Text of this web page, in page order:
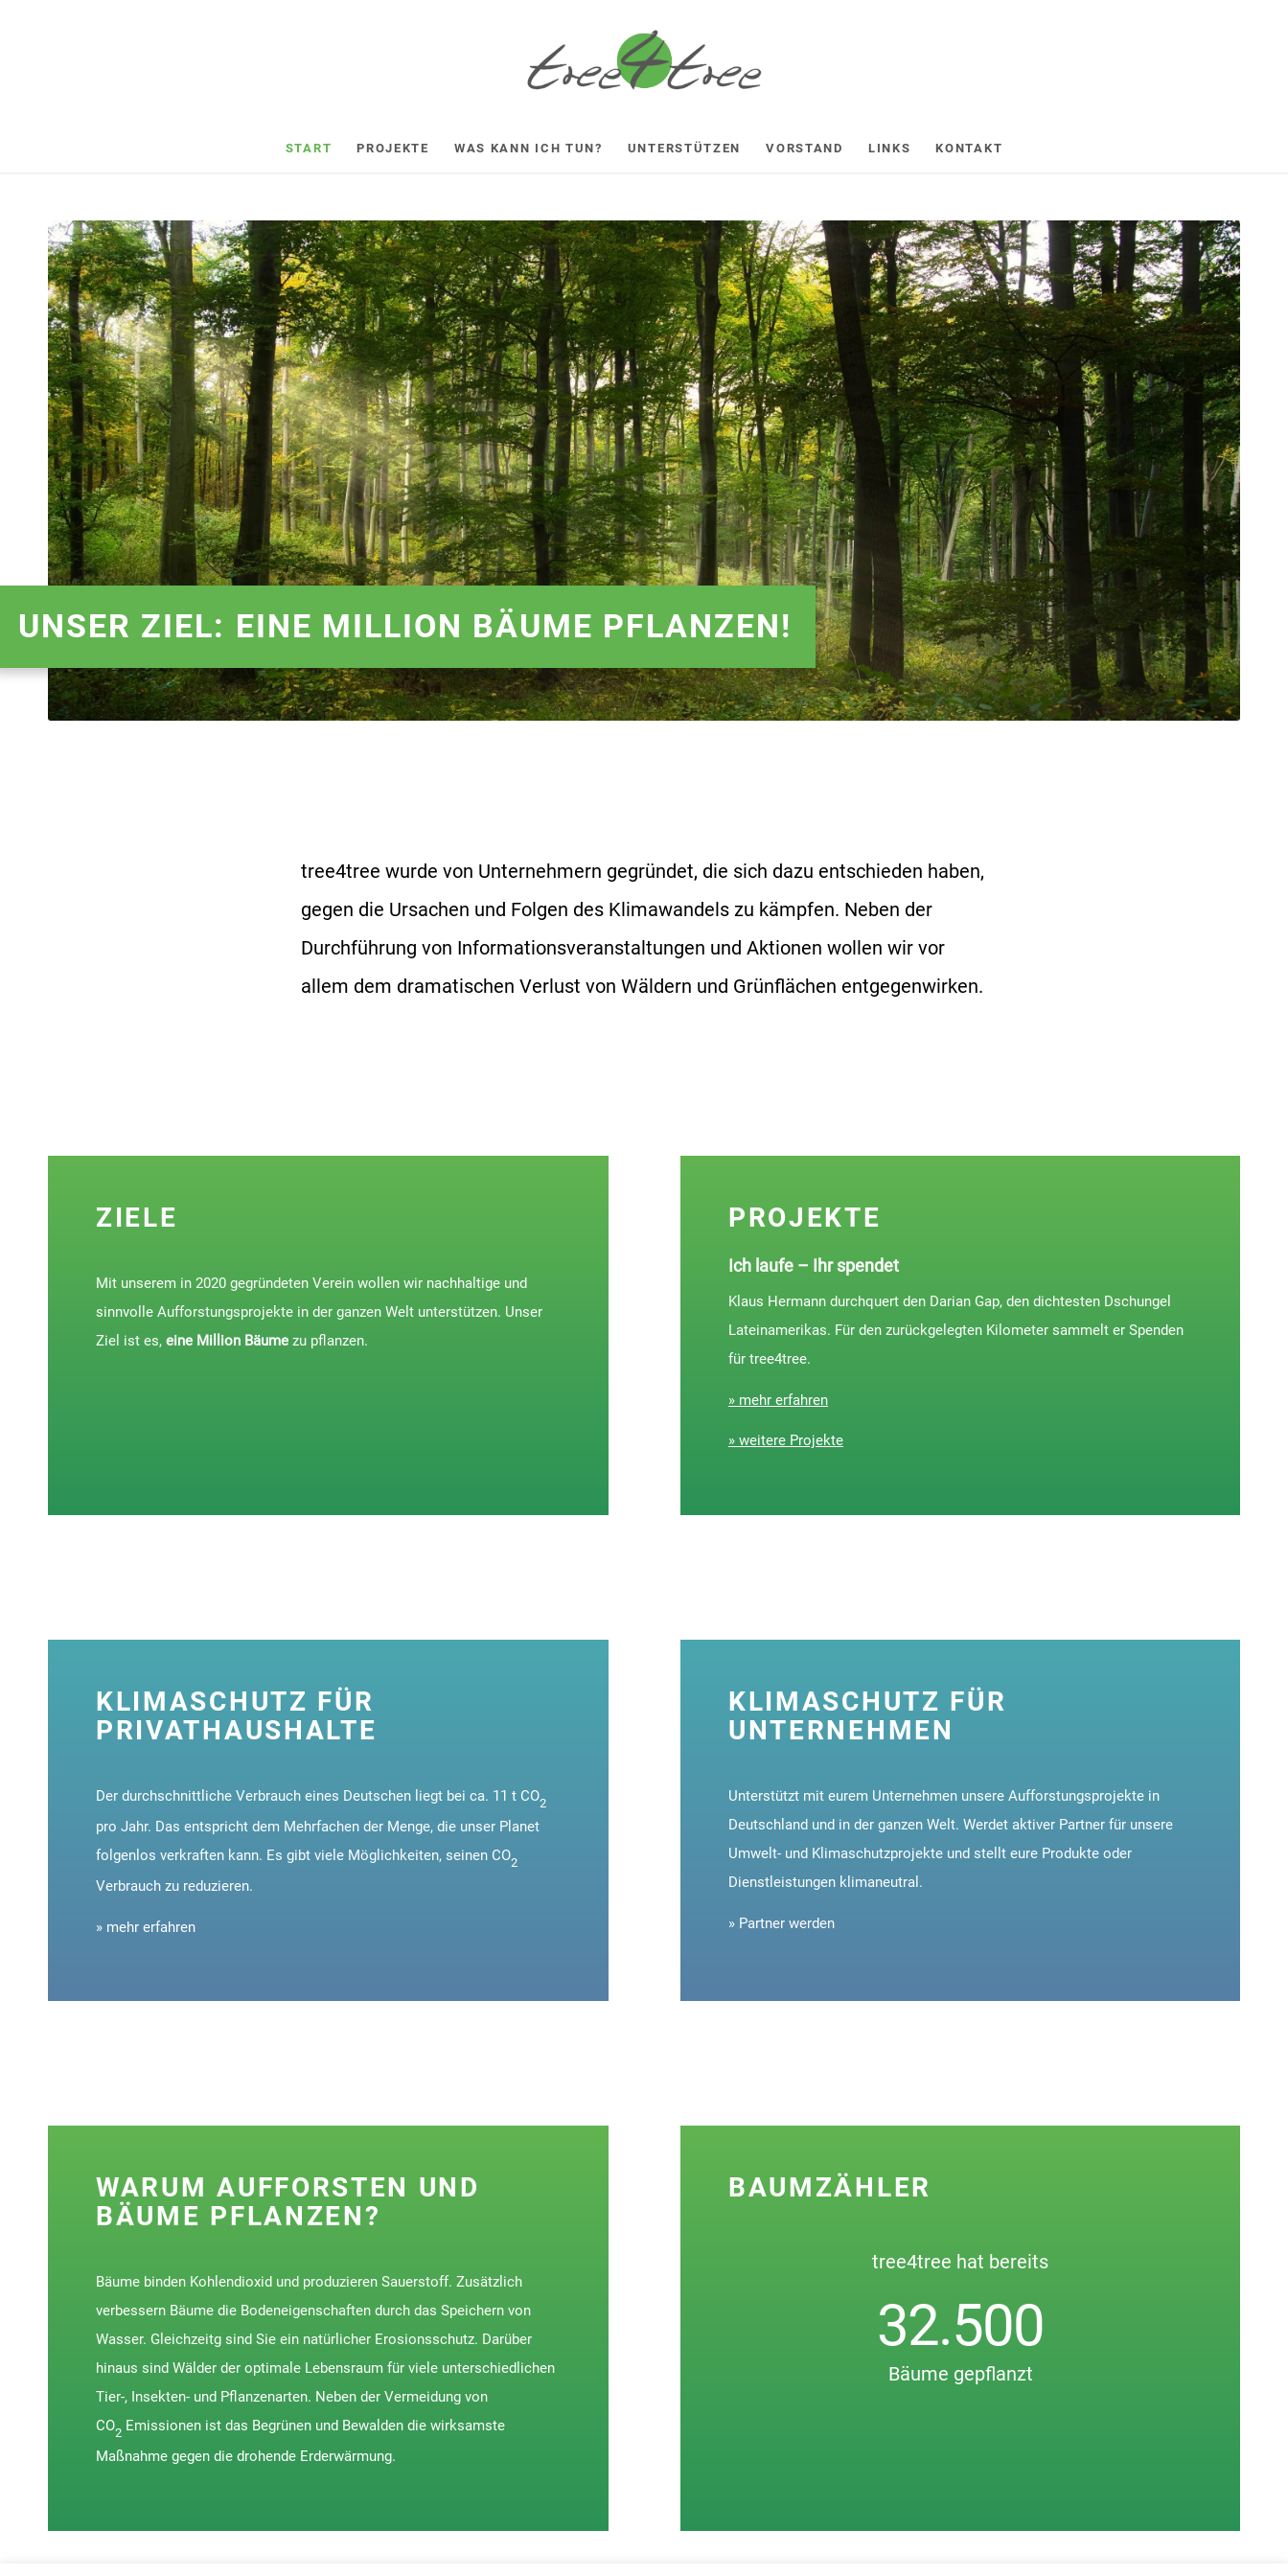
START PROJEKTE WAS KANN ICH TUN? UNTERSTÜTZEN VORSTAND LINKS KONTAKT
UNSER ZIEL: EINE MILLION BÄUME PFLANZEN!
tree4tree wurde von Unternehmern gegründet, die sich dazu entschieden haben,
gegen die Ursachen und Folgen des Klimawandels zu kämpfen. Neben der
Durchführung von Informationsveranstaltungen und Aktionen wollen wir vor
allem dem dramatischen Verlust von Wäldern und Grünflächen entgegenwirken.
ZIELE
Mit unserem in 2020 gegründeten Verein wollen wir nachhaltige und
sinnvolle Aufforstungsprojekte in der ganzen Welt unterstützen. Unser
Ziel ist es, eine Million Bäume zu pflanzen.
PROJEKTE
Ich laufe – Ihr spendet
Klaus Hermann durchquert den Darian Gap, den dichtesten Dschungel
Lateinamerikas. Für den zurückgelegten Kilometer sammelt er Spenden
für tree4tree.
» mehr erfahren
» weitere Projekte
KLIMASCHUTZ FÜR
PRIVATHAUSHALTE
Der durchschnittliche Verbrauch eines Deutschen liegt bei ca. 11 t CO2
pro Jahr. Das entspricht dem Mehrfachen der Menge, die unser Planet
folgenlos verkraften kann. Es gibt viele Möglichkeiten, seinen CO2
Verbrauch zu reduzieren.
» mehr erfahren
KLIMASCHUTZ FÜR
UNTERNEHMEN
Unterstützt mit eurem Unternehmen unsere Aufforstungsprojekte in
Deutschland und in der ganzen Welt. Werdet aktiver Partner für unsere
Umwelt- und Klimaschutzprojekte und stellt eure Produkte oder
Dienstleistungen klimaneutral.
» Partner werden
WARUM AUFFORSTEN UND
BÄUME PFLANZEN?
Bäume binden Kohlendioxid und produzieren Sauerstoff. Zusätzlich
verbessern Bäume die Bodeneigenschaften durch das Speichern von
Wasser. Gleichzeitg sind Sie ein natürlicher Erosionsschutz. Darüber
hinaus sind Wälder der optimale Lebensraum für viele unterschiedlichen
Tier-, Insekten- und Pflanzenarten. Neben der Vermeidung von
CO2 Emissionen ist das Begrünen und Bewalden die wirksamste
Maßnahme gegen die drohende Erderwärmung.
BAUMZÄHLER
tree4tree hat bereits
32.500
Bäume gepflanzt